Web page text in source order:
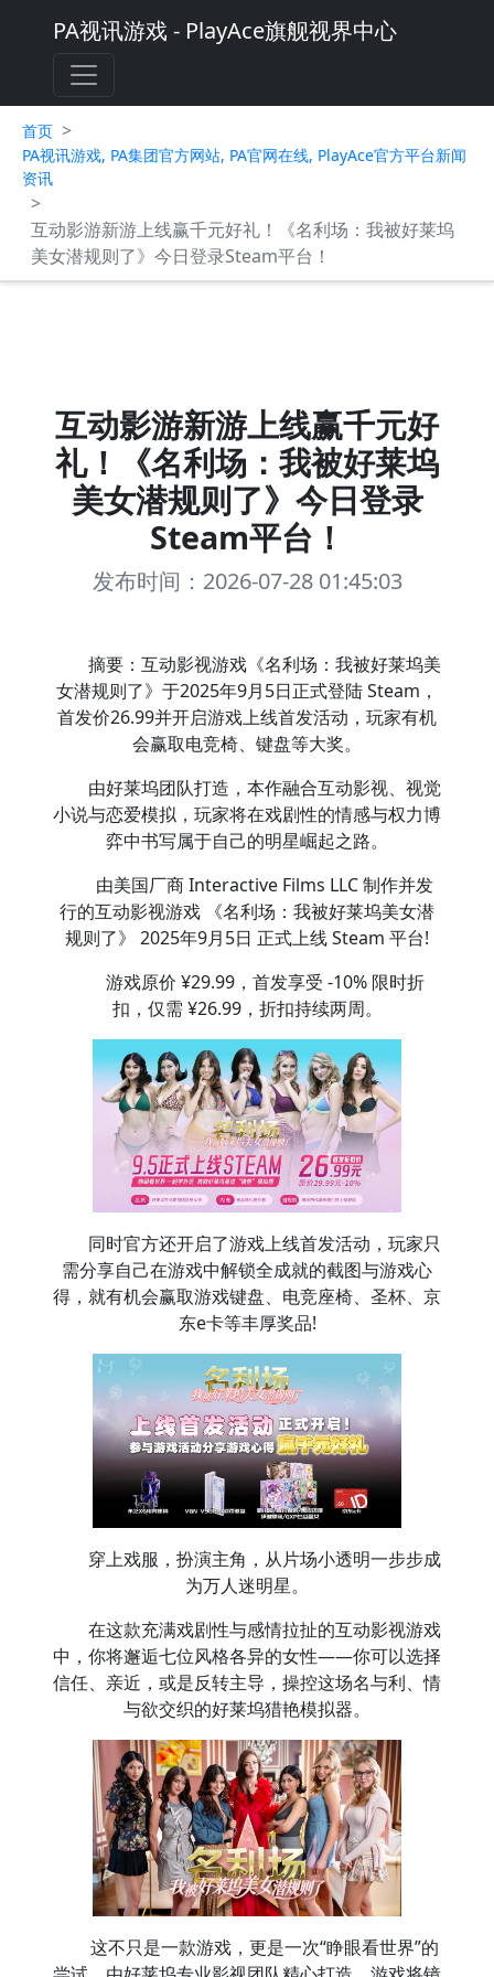
PA视讯游戏 - PlayAce旗舰视界中心
首页 >
PA视讯游戏, PA集团官方网站, PA官网在线, PlayAce官方平台新闻
资讯
>
互动影游新游上线赢千元好礼！《名利场：我被好莱坞
美女潜规则了》今日登录Steam平台！
互动影游新游上线赢千元好
礼！《名利场：我被好莱坞
美女潜规则了》今日登录
Steam平台！
发布时间：2026-07-28 01:45:03
摘要：互动影视游戏《名利场：我被好莱坞美
女潜规则了》于2025年9月5日正式登陆 Steam，
首发价26.99并开启游戏上线首发活动，玩家有机
会赢取电竞椅、键盘等大奖。
由好莱坞团队打造，本作融合互动影视、视觉
小说与恋爱模拟，玩家将在戏剧性的情感与权力博
弈中书写属于自己的明星崛起之路。
由美国厂商 Interactive Films LLC 制作并发
行的互动影视游戏 《名利场：我被好莱坞美女潜
规则了》 2025年9月5日 正式上线 Steam 平台!
游戏原价 ¥29.99，首发享受 -10% 限时折
扣，仅需 ¥26.99，折扣持续两周。
同时官方还开启了游戏上线首发活动，玩家只
需分享自己在游戏中解锁全成就的截图与游戏心
得，就有机会赢取游戏键盘、电竞座椅、圣杯、京
东e卡等丰厚奖品!
穿上戏服，扮演主角，从片场小透明一步步成
为万人迷明星。
在这款充满戏剧性与感情拉扯的互动影视游戏
中，你将邂逅七位风格各异的女性——你可以选择
信任、亲近，或是反转主导，操控这场名与利、情
与欲交织的好莱坞猎艳模拟器。
这不只是一款游戏，更是一次“睁眼看世界”的